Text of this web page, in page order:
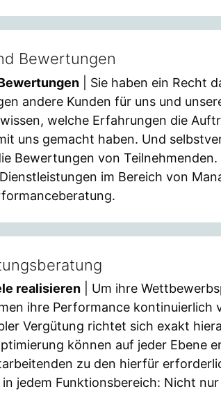
Bewertungen
| Sie haben ein Recht
andere Kunden für uns und
welche Erfahrungen die
uns gemacht haben. Und
Bewertungen von Teilnehmenden.
im Bereich von
realisieren | Um ihre
ihre Performance kontinuierlich
Vergütung richtet sich exakt
können auf jeder Ebene
zu den hierfür
jedem Funktionsbereich: Nicht